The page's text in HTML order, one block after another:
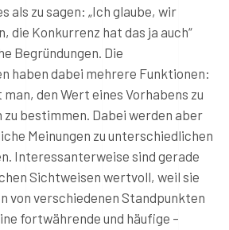
als zu sagen: „Ich glaube, wir
die Konkurrenz hat das ja auch“
Begründungen. Die
haben dabei mehrere Funktionen:
den Wert eines Vorhabens zu
zu bestimmen. Dabei werden aber
Meinungen zu unterschiedlichen
Interessanterweise sind gerade
Sichtweisen wertvoll, weil sie
von verschiedenen Standpunkten
fortwährende und häufige –